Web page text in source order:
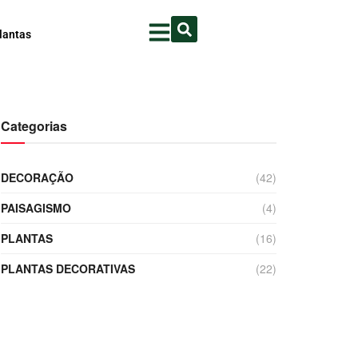
Categorias
DECORAÇÃO
(42)
PAISAGISMO
(4)
PLANTAS
(16)
PLANTAS DECORATIVAS
(22)